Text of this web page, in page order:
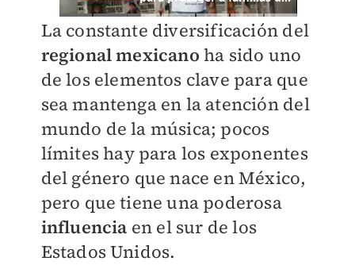
La constante diversificación del
regional mexicano ha sido uno
de los elementos clave para que
sea mantenga en la atención del
mundo de la música; pocos
límites hay para los exponentes
del género que nace en México,
pero que tiene una poderosa
influencia en el sur de los
Estados Unidos.